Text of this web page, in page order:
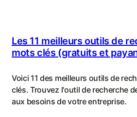
Les 11 meilleurs outils de
mots clés (gratuits et
Voici 11 des meilleurs outils de
clés. Trouvez l'outil de recherche
aux besoins de votre entreprise.